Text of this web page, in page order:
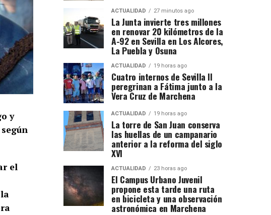
y
el
ACTUALIDAD 27 minutos ago
La Junta invierte tres millones
en renovar 20 kilómetros de la
A-92 en Sevilla en Los Alcores,
La Puebla y Osuna
ACTUALIDAD 19 horas ago
Cuatro internos de Sevilla II
peregrinan a Fátima junto a la
Vera Cruz de Marchena
ACTUALIDAD 19 horas ago
La torre de San Juan conserva
las huellas de un campanario
anterior a la reforma del siglo
XVI
ACTUALIDAD 23 horas ago
El Campus Urbano Juvenil
propone esta tarde una ruta
en bicicleta y una observación
astronómica en Marchena